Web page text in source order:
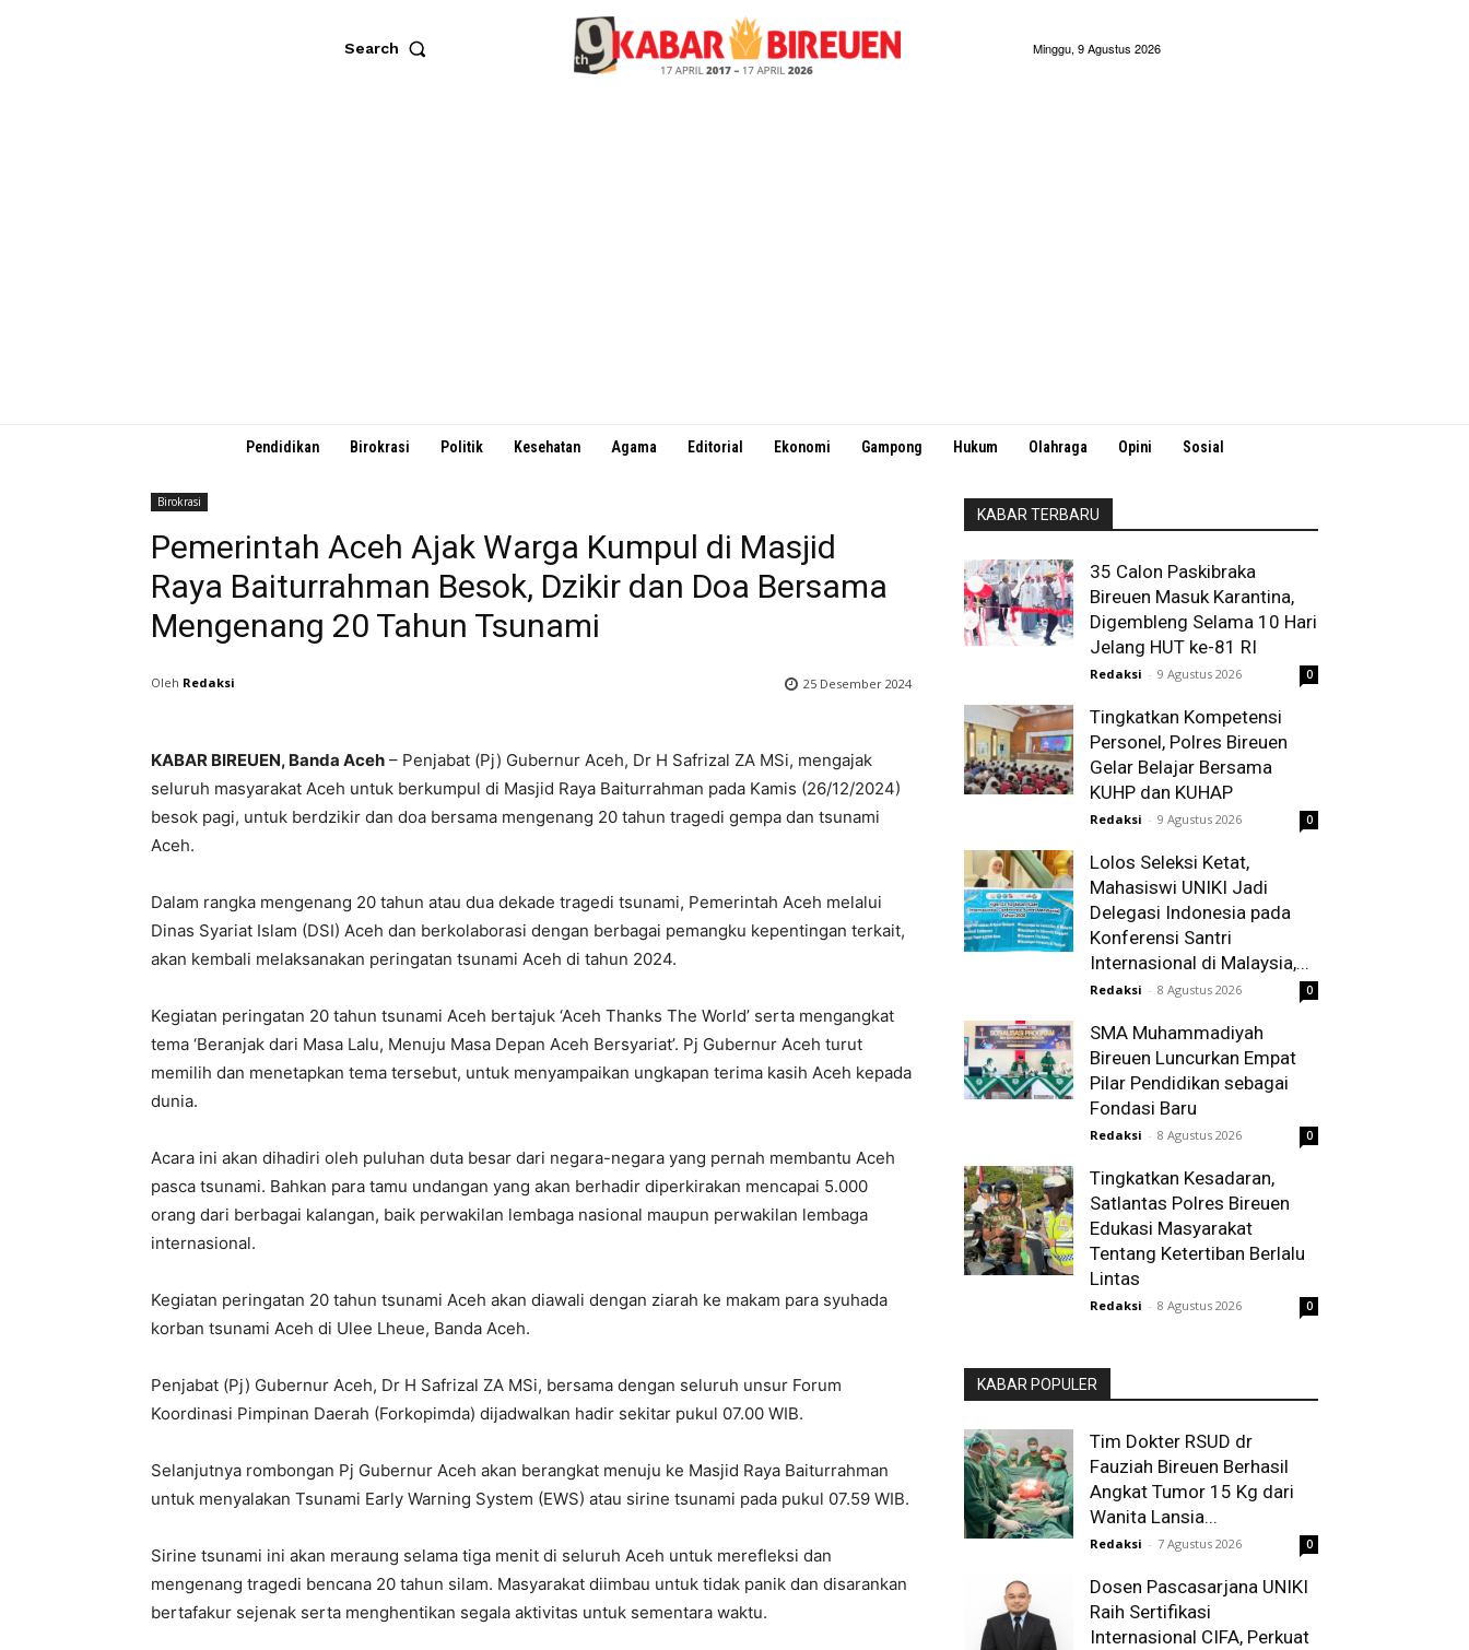
Search Minggu, 9 Agustus 2026
Pendidikan Birokrasi Politik Kesehatan Agama Editorial Ekonomi Gampong Hukum Olahraga Opini Sosial
Birokrasi
Pemerintah Aceh Ajak Warga Kumpul di Masjid
Raya Baiturrahman Besok, Dzikir dan Doa Bersama
Mengenang 20 Tahun Tsunami
Oleh Redaksi 25 Desember 2024
KABAR BIREUEN, Banda Aceh – Penjabat (Pj) Gubernur Aceh, Dr H Safrizal ZA MSi, mengajak
seluruh masyarakat Aceh untuk berkumpul di Masjid Raya Baiturrahman pada Kamis (26/12/2024)
besok pagi, untuk berdzikir dan doa bersama mengenang 20 tahun tragedi gempa dan tsunami
Aceh.
Dalam rangka mengenang 20 tahun atau dua dekade tragedi tsunami, Pemerintah Aceh melalui
Dinas Syariat Islam (DSI) Aceh dan berkolaborasi dengan berbagai pemangku kepentingan terkait,
akan kembali melaksanakan peringatan tsunami Aceh di tahun 2024.
Kegiatan peringatan 20 tahun tsunami Aceh bertajuk ‘Aceh Thanks The World’ serta mengangkat
tema ‘Beranjak dari Masa Lalu, Menuju Masa Depan Aceh Bersyariat’. Pj Gubernur Aceh turut
memilih dan menetapkan tema tersebut, untuk menyampaikan ungkapan terima kasih Aceh kepada
dunia.
Acara ini akan dihadiri oleh puluhan duta besar dari negara-negara yang pernah membantu Aceh
pasca tsunami. Bahkan para tamu undangan yang akan berhadir diperkirakan mencapai 5.000
orang dari berbagai kalangan, baik perwakilan lembaga nasional maupun perwakilan lembaga
internasional.
Kegiatan peringatan 20 tahun tsunami Aceh akan diawali dengan ziarah ke makam para syuhada
korban tsunami Aceh di Ulee Lheue, Banda Aceh.
Penjabat (Pj) Gubernur Aceh, Dr H Safrizal ZA MSi, bersama dengan seluruh unsur Forum
Koordinasi Pimpinan Daerah (Forkopimda) dijadwalkan hadir sekitar pukul 07.00 WIB.
Selanjutnya rombongan Pj Gubernur Aceh akan berangkat menuju ke Masjid Raya Baiturrahman
untuk menyalakan Tsunami Early Warning System (EWS) atau sirine tsunami pada pukul 07.59 WIB.
Sirine tsunami ini akan meraung selama tiga menit di seluruh Aceh untuk merefleksi dan
mengenang tragedi bencana 20 tahun silam. Masyarakat diimbau untuk tidak panik dan disarankan
bertafakur sejenak serta menghentikan segala aktivitas untuk sementara waktu.
KABAR TERBARU
35 Calon Paskibraka
Bireuen Masuk Karantina,
Digembleng Selama 10 Hari
Jelang HUT ke-81 RI
Redaksi - 9 Agustus 2026 0
Tingkatkan Kompetensi
Personel, Polres Bireuen
Gelar Belajar Bersama
KUHP dan KUHAP
Redaksi - 9 Agustus 2026 0
Lolos Seleksi Ketat,
Mahasiswi UNIKI Jadi
Delegasi Indonesia pada
Konferensi Santri
Internasional di Malaysia,...
Redaksi - 8 Agustus 2026 0
SMA Muhammadiyah
Bireuen Luncurkan Empat
Pilar Pendidikan sebagai
Fondasi Baru
Redaksi - 8 Agustus 2026 0
Tingkatkan Kesadaran,
Satlantas Polres Bireuen
Edukasi Masyarakat
Tentang Ketertiban Berlalu
Lintas
Redaksi - 8 Agustus 2026 0
KABAR POPULER
Tim Dokter RSUD dr
Fauziah Bireuen Berhasil
Angkat Tumor 15 Kg dari
Wanita Lansia...
Redaksi - 7 Agustus 2026 0
Dosen Pascasarjana UNIKI
Raih Sertifikasi
Internasional CIFA, Perkuat